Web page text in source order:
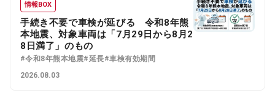
情報BOX
手続き不要で車検が延びる 令和8年熊
本地震、対象車両は「7月29日から8月2
8日満了」のもの
#令和8年熊本地震#延長#車検有効期間
2026.08.03